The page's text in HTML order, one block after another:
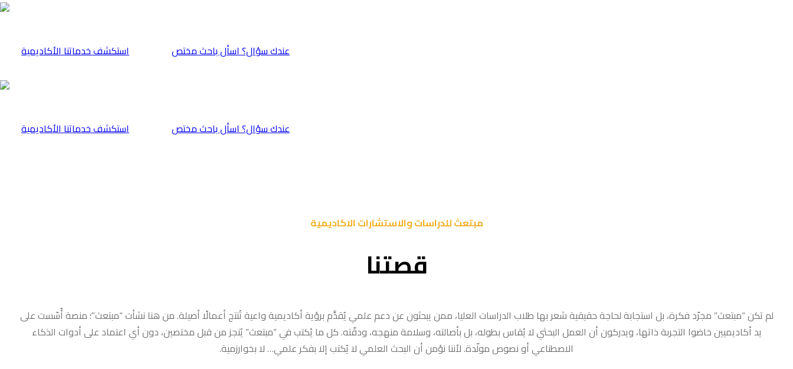
⁠استكشف خدماتنا الأكاديمية عندك سؤال؟ اسأل باحث مختص
⁠استكشف خدماتنا الأكاديمية عندك سؤال؟ اسأل باحث مختص
مبتعث للدراسات والاستشارات الاكاديمية
قصتنا
لم تكن “مبتعث” مجرّد فكرة، بل استجابة لحاجة حقيقية شعر بها طلاب الدراسات العليا، ممن يبحثون عن دعم علمي يُقدَّم برؤية أكاديمية واعية تُنتج أعمالًا أصيلة. من هنا نشأت “مبتعث”؛ منصة أُسّست على
يد أكاديميين خاضوا التجربة ذاتها، ويدركون أن العمل البحثي لا يُقاس بطوله، بل بأصالته، وسلامة منهجه، ودقّته. كل ما يُكتب في “مبتعث” يُنجز من قبل مختصين، دون أي اعتماد على أدوات الذكاء
الاصطناعي أو نصوص مولّدة. لأننا نؤمن أن البحث العلمي لا يُكتب إلا بفكر علمي… لا بخوارزمية.